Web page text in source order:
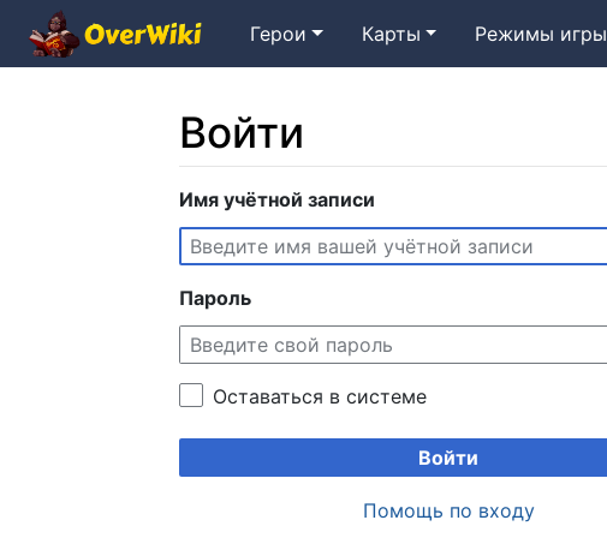
Герои Карты Режимы игры
Войти
Перейти к:навигация
Имя учётной записи
Пароль
Оставаться в системе
Войти
Помощь по входу